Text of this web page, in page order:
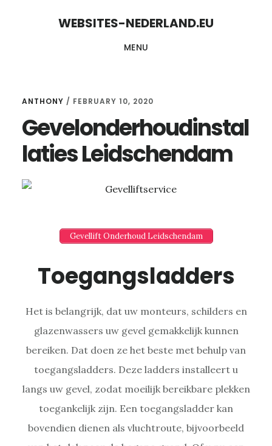
WEBSITES-NEDERLAND.EU
MENU
ANTHONY / FEBRUARY 10, 2020
Gevelonderhoudinstal
laties Leidschendam
Gevellift Onderhoud Leidschendam
Toegangsladders
Het is belangrijk, dat uw monteurs, schilders en
glazenwassers uw gevel gemakkelijk kunnen
bereiken. Dat doen ze het beste met behulp van
toegangsladders. Deze ladders installeert u
langs uw gevel, zodat moeilijk bereikbare plekken
toegankelijk zijn. Een toegangsladder kan
bovendien dienen als vluchtroute, bijvoorbeeld